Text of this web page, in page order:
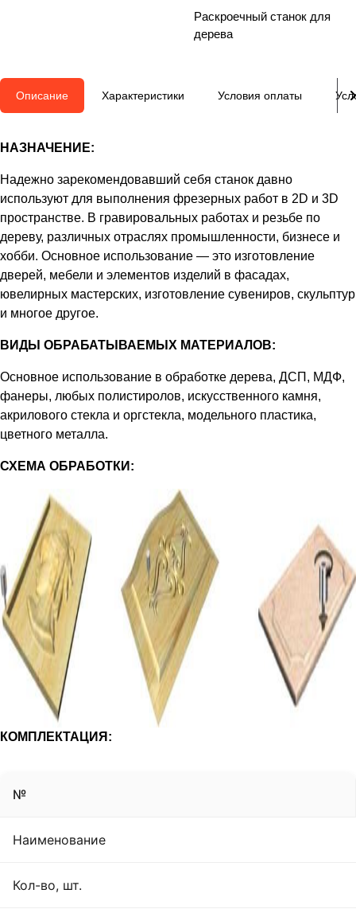
Раскроечный станок для
дерева
Описание Характеристики Условия оплаты
НАЗНАЧЕНИЕ:
Надежно зарекомендовавший себя станок давно
используют для выполнения фрезерных работ в 2D и 3D
пространстве. В гравировальных работах и резьбе по
дереву, различных отраслях промышленности, бизнесе и
хобби. Основное использование — это изготовление
дверей, мебели и элементов изделий в фасадах,
ювелирных мастерских, изготовление сувениров, скульптур
и многое другое.
ВИДЫ ОБРАБАТЫВАЕМЫХ МАТЕРИАЛОВ:
Основное использование в обработке дерева, ДСП, МДФ,
фанеры, любых полистиролов, искусственного камня,
акрилового стекла и оргстекла, модельного пластика,
цветного металла.
СХЕМА ОБРАБОТКИ:
КОМПЛЕКТАЦИЯ:
№
Наименование
Кол-во, шт.